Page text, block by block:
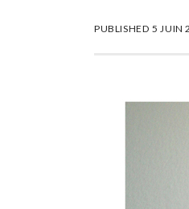
PUBLISHED5 JUIN